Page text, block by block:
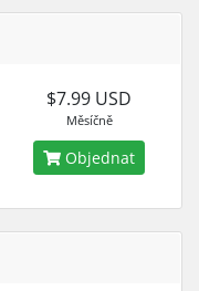
$7.99 USD
Měsíčně
Objednat